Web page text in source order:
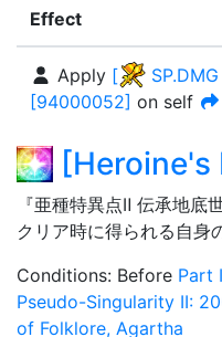
Effect
Apply [
[94000052] on self
[Heroine's
『亜種特異点Ⅱ 伝承地底
クリア時に得られる自身
Conditions: Before Part
Pseudo-Singularity II:
of Folklore, Agartha